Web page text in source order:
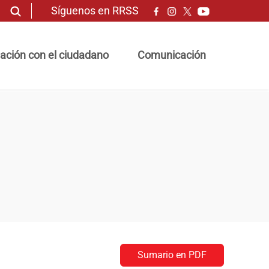
Síguenos en RRSS
con el ciudadano Comunicación
Sumario en PDF